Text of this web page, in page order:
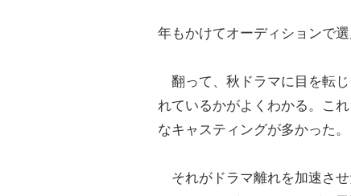
年もかけてオーディションで
翻って、秋ドラマに目を転
れているかがよくわかる。こ
なキャスティングが多かった。
それがドラマ離れを加速さ